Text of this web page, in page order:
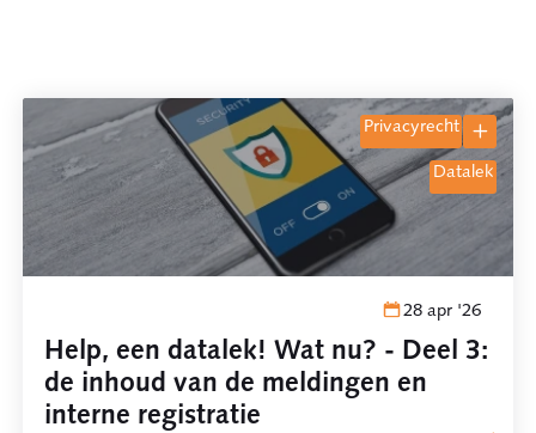
privacyrecht
datalek
28 apr '26
Help, een datalek! Wat nu? - Deel 3:
de inhoud van de meldingen en
interne registratie